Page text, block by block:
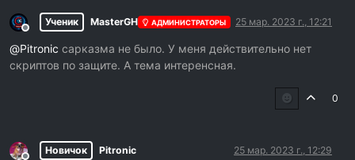
Не в сети
Ученик MasterGH АДМИНИСТРАТОРЫ 25 мар. 2023 г., 12:21
@Pitronic сарказма не было. У меня действительно нет
скриптов по защите. А тема интеренсная.
0
Новичок Pitronic 25 мар. 2023 г., 12:29